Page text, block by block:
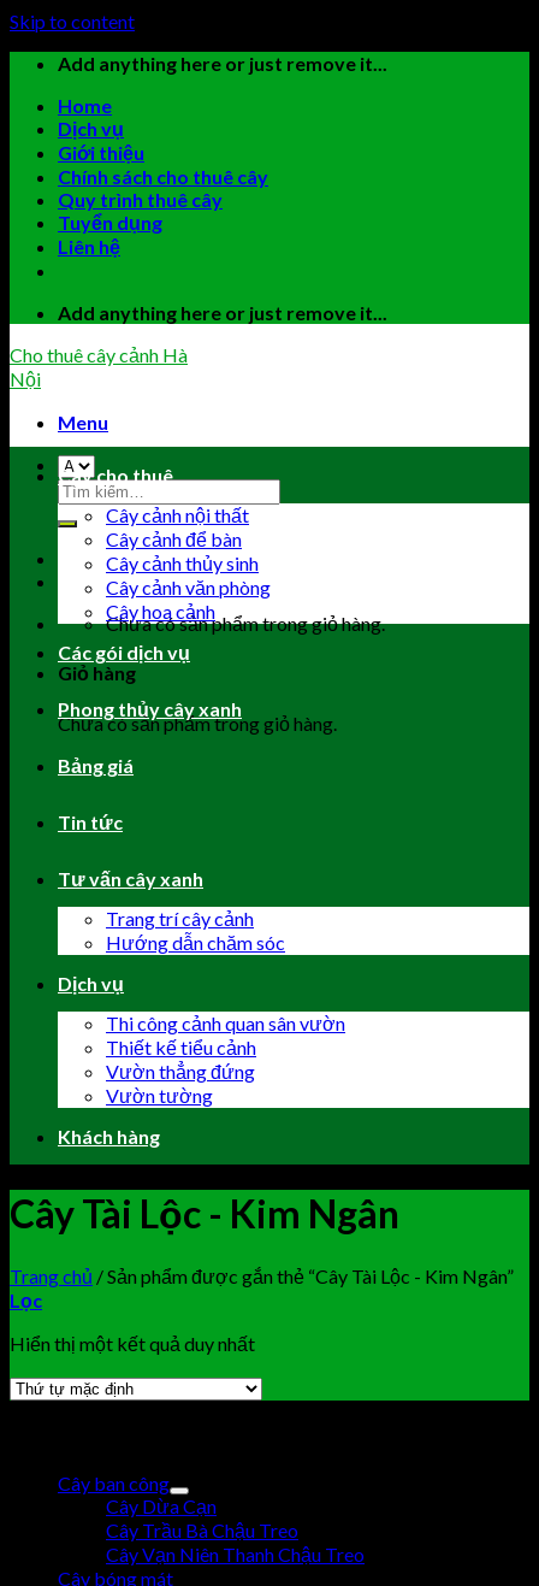
Skip to content
Add anything here or just remove it...
Home
Dịch vụ
Giới thiệu
Chính sách cho thuê cây
Quy trình thuê cây
Tuyển dụng
Liên hệ
Add anything here or just remove it...
Cho thuê cây cảnh Hà
Nội
Menu
Chưa có sản phẩm trong giỏ hàng.
Giỏ hàng
Chưa có sản phẩm trong giỏ hàng.
Cây cho thuê
Cây cảnh nội thất
Cây cảnh để bàn
Cây cảnh thủy sinh
Cây cảnh văn phòng
Cây hoa cảnh
Các gói dịch vụ
Phong thủy cây xanh
Bảng giá
Tin tức
Tư vấn cây xanh
Trang trí cây cảnh
Hướng dẫn chăm sóc
Dịch vụ
Thi công cảnh quan sân vườn
Thiết kế tiểu cảnh
Vườn thẳng đứng
Vườn tường
Khách hàng
Cây Tài Lộc - Kim Ngân
Trang chủ /Sản phẩm được gắn thẻ “Cây Tài Lộc - Kim Ngân”
Lọc
Hiển thị một kết quả duy nhất
Cây ban công
Cây Dừa Cạn
Cây Trầu Bà Chậu Treo
Cây Vạn Niên Thanh Chậu Treo
Cây bóng mát